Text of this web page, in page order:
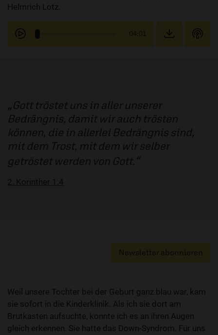
ÜBER
Helmrich Lotz.
04:01
Gott tröstet uns in aller unserer
Bedrängnis, damit wir auch trösten
können, die in allerlei Bedrängnis sind,
mit dem Trost, mit dem wir selber
getröstet werden von Gott.
2. Korinther 1.4
Newsletter abonnieren
Weil unsere Tochter bei der Geburt ganz blau war, kam
sie sofort in die Kinderklinik. Als ich sie dort am
Brutkasten aufsuchte, konnte ich es an ihren Augen
gleich erkennen. Sie hatte das Down-Syndrom. Für uns